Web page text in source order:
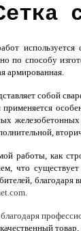
используется
по способу
армированная.
собой
работы, как
что существует